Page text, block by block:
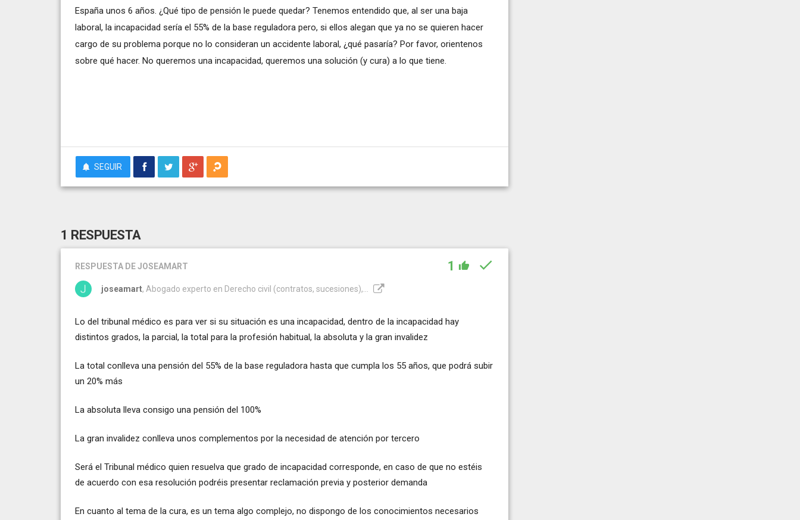
España unos 6 años. ¿Qué tipo de pensión le puede quedar? Tenemos entendido que, al ser una baja
laboral, la incapacidad sería el 55% de la base reguladora pero, si ellos alegan que ya no se quieren hacer
cargo de su problema porque no lo consideran un accidente laboral, ¿qué pasaría? Por favor, orientenos
sobre qué hacer. No queremos una incapacidad, queremos una solución (y cura) a lo que tiene.
SEGUIR
1 RESPUESTA
RESPUESTA DE JOSEAMART 1
joseamart, Abogado experto en Derecho civil (contratos, sucesiones),...
Lo del tribunal médico es para ver si su situación es una incapacidad, dentro de la incapacidad hay
distintos grados, la parcial, la total para la profesión habitual, la absoluta y la gran invalidez
La total conlleva una pensión del 55% de la base reguladora hasta que cumpla los 55 años, que podrá subir
un 20% más
La absoluta lleva consigo una pensión del 100%
La gran invalidez conlleva unos complementos por la necesidad de atención por tercero
Será el Tribunal médico quien resuelva que grado de incapacidad corresponde, en caso de que no estéis
de acuerdo con esa resolución podréis presentar reclamación previa y posterior demanda
En cuanto al tema de la cura, es un tema algo complejo, no dispongo de los conocimientos necesarios